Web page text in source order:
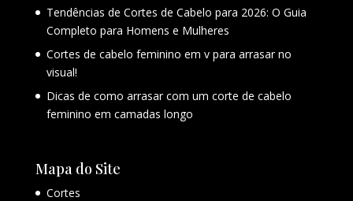
Tendências de Cortes de Cabelo para 2026: O Guia
Completo para Homens e Mulheres
Cortes de cabelo feminino em v para arrasar no
visual!
Dicas de como arrasar com um corte de cabelo
feminino em camadas longo
Mapa do Site
Cortes